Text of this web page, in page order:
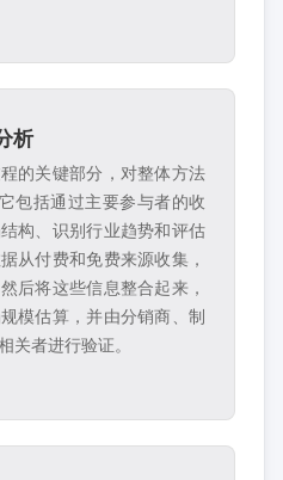
析
的关键部分，对整体方法
包括通过主要参与者的收
构、识别行业趋势和评估
从付费和免费来源收集，
后将这些信息整合起来，
模估算，并由分销商、制
关者进行验证。